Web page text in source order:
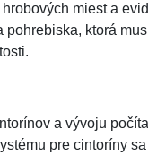
miest a
pohrebiska, ktorá
a vývoju
pre cintoríny